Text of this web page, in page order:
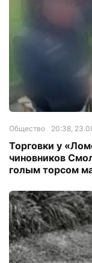
Общество 20:38,
Торговки у
чиновников
голым торсом